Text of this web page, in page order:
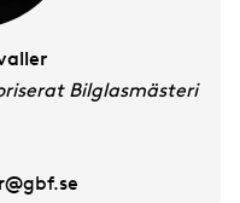
Bilglasmästeri